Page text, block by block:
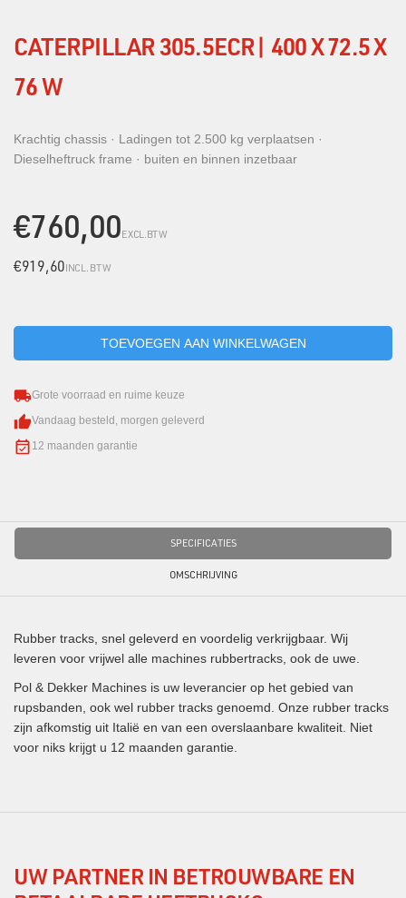
CATERPILLAR 305.5ECR| 400 X 72.5 X
76 W
Krachtig chassis · Ladingen tot 2.500 kg verplaatsen ·
Dieselheftruck frame · buiten en binnen inzetbaar
€760,00EXCL.BTW
€919,60INCL. BTW
Grote voorraad en ruime keuze
Vandaag besteld, morgen geleverd
12 maanden garantie
SPECIFICATIES
OMSCHRIJVING
Rubber tracks, snel geleverd en voordelig verkrijgbaar. Wij
leveren voor vrijwel alle machines rubbertracks, ook de uwe.
Pol & Dekker Machines is uw leverancier op het gebied van
rupsbanden, ook wel rubber tracks genoemd. Onze rubber tracks
zijn afkomstig uit Italië en van een overslaanbare kwaliteit. Niet
voor niks krijgt u 12 maanden garantie.
UW PARTNER IN BETROUWBARE EN